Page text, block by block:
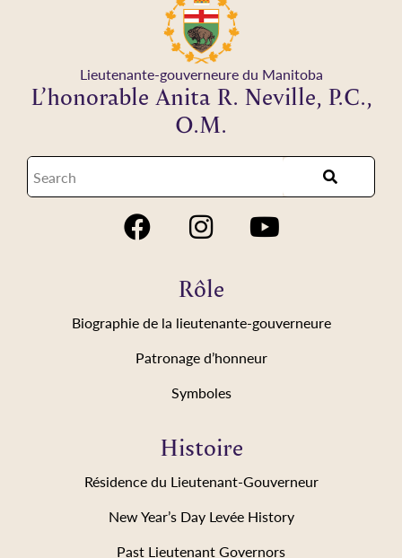
Lieutenante-gouverneure du Manitoba
L’honorable Anita R. Neville, P.C.,
O.M.
Rôle
Biographie de la lieutenante-gouverneure
Patronage d’honneur
Symboles
Histoire
Résidence du Lieutenant-Gouverneur
New Year’s Day Levée History
Past Lieutenant Governors